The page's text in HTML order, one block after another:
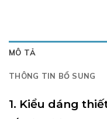
MÔ TẢ
THÔNG TIN BỔ SUNG
1. Kiểu dáng